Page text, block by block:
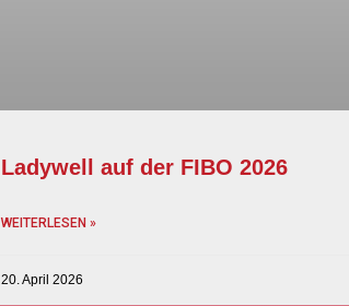
Ladywell auf der FIBO 2026
WEITERLESEN »
20. April 2026